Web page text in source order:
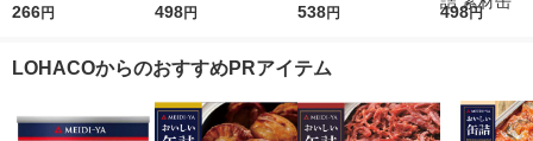
200g 1セット（1個×
266円
ば国内製造＞ 190g 1
介缶詰 水煮
498円
ナフレーク 70g 4缶入
538円
不使用 ＜国内
498円
LOHACOからのおすすめPRアイテム